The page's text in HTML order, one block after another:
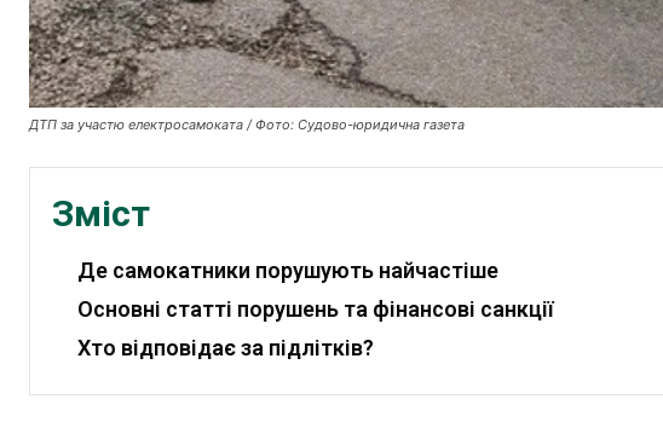
ДТП за участю електросамоката / Фото: Судово-юридична газета
Зміст
Де самокатники порушують найчастіше
Основні статті порушень та фінансові санкції
Хто відповідає за підлітків?